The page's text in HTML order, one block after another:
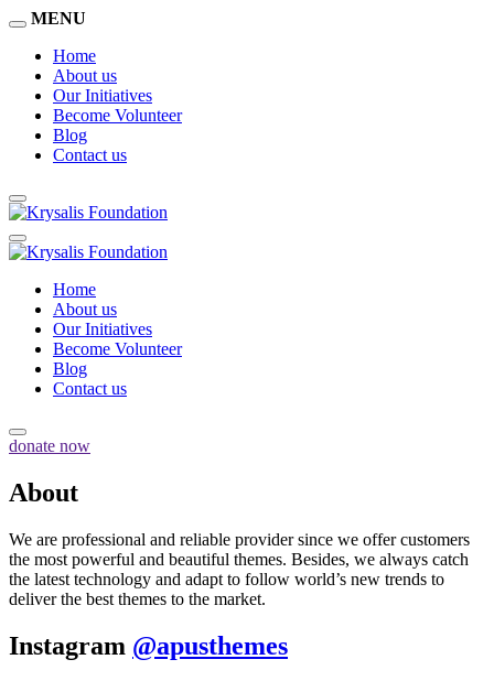
MENU
Home
About us
Our Initiatives
Become Volunteer
Blog
Contact us
Home
About us
Our Initiatives
Become Volunteer
Blog
Contact us
donate now
About
We are professional and reliable provider since we offer customers
the most powerful and beautiful themes. Besides, we always catch
the latest technology and adapt to follow world’s new trends to
deliver the best themes to the market.
Instagram @apusthemes